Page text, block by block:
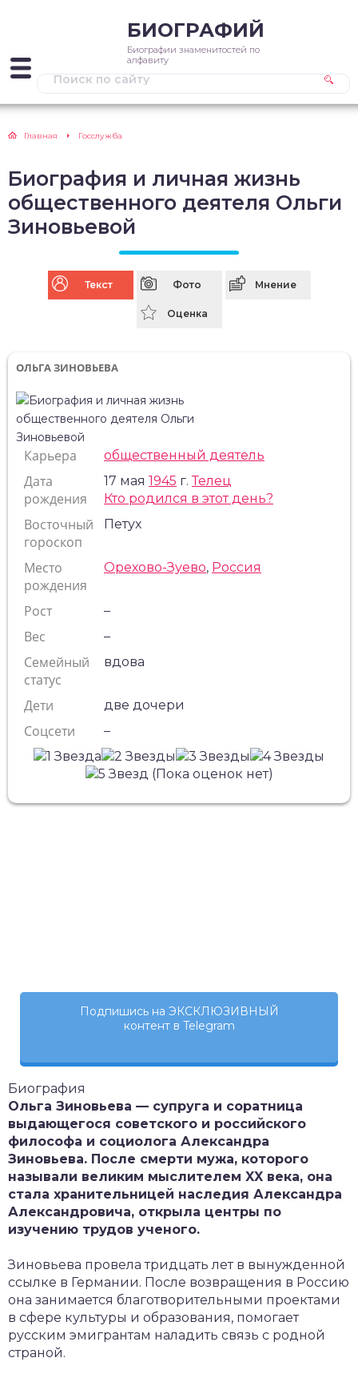
БИОГРАФИЙ
Биографии знаменитостей по
алфавиту
Главная Госслужба
Биография и личная жизнь
общественного деятеля Ольги
Зиновьевой
Текст Фото Мнение
Оценка
ОЛЬГА ЗИНОВЬЕВА
Карьера общественный деятель
Дата
рождения
17 мая 1945 г.Телец
Кто родился в этот день?
Восточный
гороскоп
Петух
Место
рождения
Орехово-Зуево, Россия
Рост –
Вес –
Семейный
статус
вдова
Дети две дочери
Соцсети –
(Пока оценок нет)
Подпишись на ЭКСКЛЮЗИВНЫЙ
контент в Telegram
Биография
Ольга Зиновьева — супруга и соратница
выдающегося советского и российского
философа и социолога Александра
Зиновьева. После смерти мужа, которого
называли великим мыслителем XX века, она
стала хранительницей наследия Александра
Александровича, открыла центры по
изучению трудов ученого.
Зиновьева провела тридцать лет в вынужденной
ссылке в Германии. После возвращения в Россию
она занимается благотворительными проектами
в сфере культуры и образования, помогает
русским эмигрантам наладить связь с родной
страной.